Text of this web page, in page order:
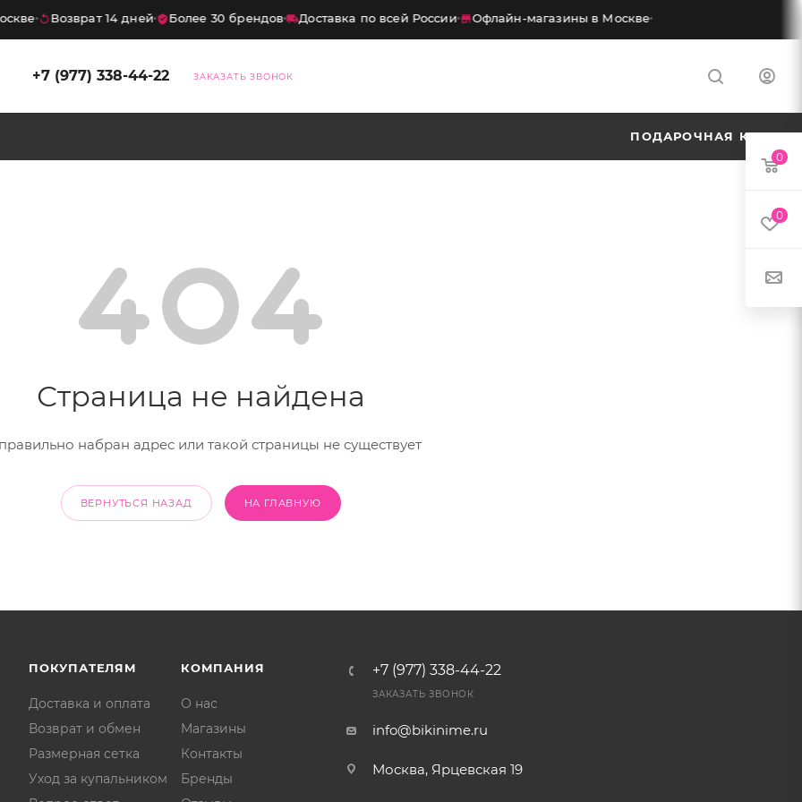
Возврат 14 дней Более 30 брендов Доставка по всей России Офлайн-магазины в Москве
+7 (977) 338-44-22 ЗАКАЗАТЬ ЗВОНОК
ПОДАРОЧНАЯ КАРТА
Страница не найдена
набран адрес или такой страницы не существует
ВЕРНУТЬСЯ НАЗАД НА ГЛАВНУЮ
ПОКУПАТЕЛЯМ
Доставка и оплата
Возврат и обмен
Размерная сетка
Уход за купальником
КОМПАНИЯ
О нас
Магазины
Контакты
Бренды
+7 (977) 338-44-22
ЗАКАЗАТЬ ЗВОНОК
info@bikinime.ru
Москва, Ярцевская 19
0
0
Хочу скидку